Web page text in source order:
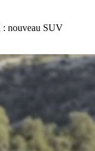
: nouveau SUV